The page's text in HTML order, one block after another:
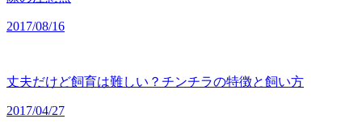
2017/08/16
丈夫だけど飼育は難しい？チンチラの特徴と飼い方
2017/04/27